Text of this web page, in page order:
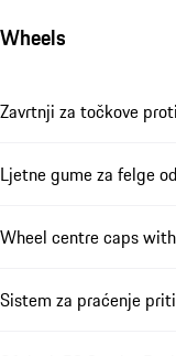
Wheels
Zavrtnji za točkove
Ljetne gume za felge
Wheel centre caps
Sistem za praćenje